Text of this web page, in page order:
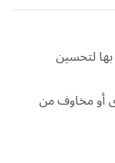
لتحسين
أو مخاوف من